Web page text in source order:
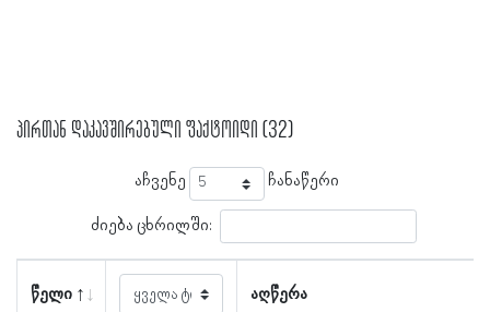
პირთან დაკავშირებული ფაქტოიდი (32)
აჩვენე ჩანაწერი
ძიება ცხრილში:
წელი აღწერა